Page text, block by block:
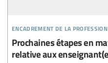
encadrement de la profession
Prochaines étapes en
relative aux